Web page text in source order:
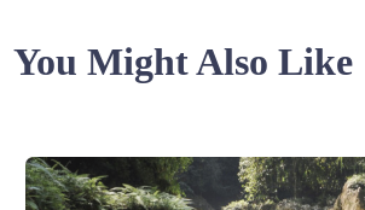
You Might Also Like